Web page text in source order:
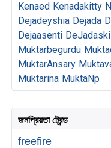
Kenaed Kenadakitty
Dejadeyshia Dejada
Dejaasenti DeJadaski
Muktarbegurdu
MuktarAnsary
Muktarina MuktaNp
জনপ্রিয়তা ট্রেন্ড
freefire